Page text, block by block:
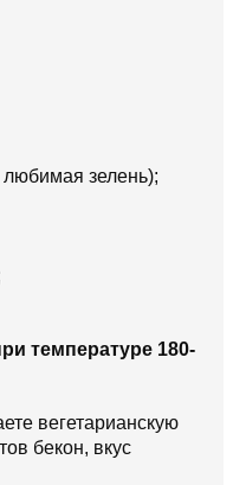
зелень);
температуре 180-
вегетарианскую
бекон, вкус